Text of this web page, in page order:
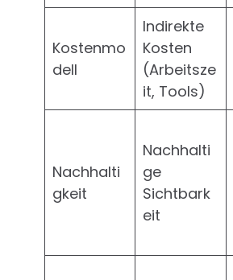
Kostenmo
dell
Indirekte
Kosten
(Arbeitsze
it, Tools)
Nachhalti
gkeit
Nachhalti
ge
Sichtbark
eit